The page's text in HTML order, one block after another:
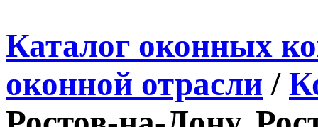
Каталог оконных
оконной отрасли /